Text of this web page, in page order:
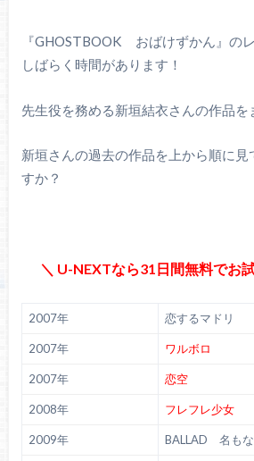
『GHOSTBOOK おばけずかん』の
しばらく時間があります！
先生役を務める新垣結衣さんの作品を
新垣さんの過去の作品を上から順に
すか？
＼ U-NEXTなら31日間無料でお
2007年 恋するマドリ
2007年 ワルボロ
2007年 恋空
2008年 フレフレ少女
2009年 BALLAD 名も